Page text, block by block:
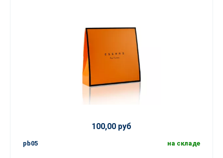
100,00 руб
pb05 на складе